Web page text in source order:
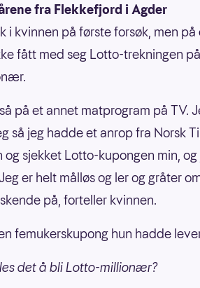
fra Flekkefjord i Agder
i kvinnen på første forsøk, men
fått med seg Lotto-trekningen
på et annet matprogram på TV.
så jeg hadde et anrop fra Norsk
og sjekket Lotto-kupongen min,
er helt målløs og ler og gråter
på, forteller kvinnen.
femukerskupong hun hadde
det å bli Lotto-millionær?